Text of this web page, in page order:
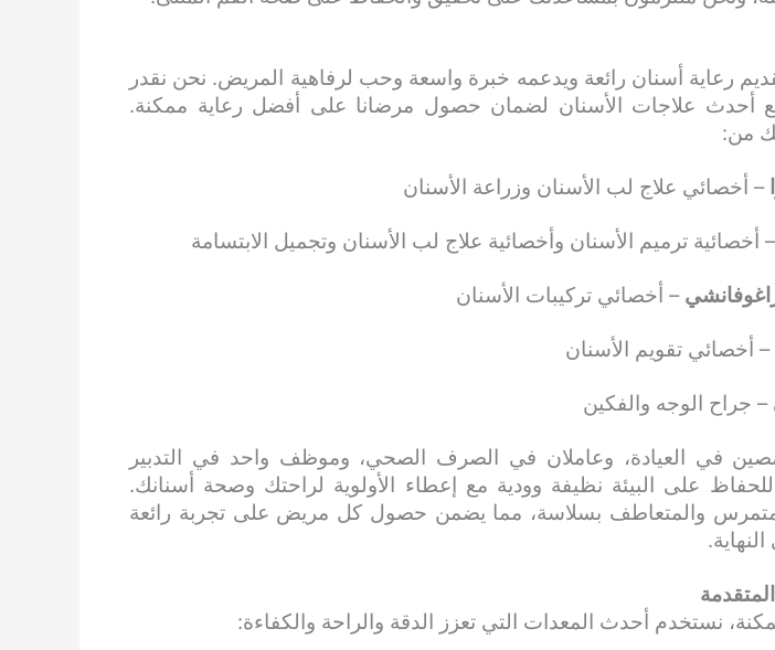
رعاية أسنان رائعة ويدعمه خبرة واسعة وحب لرفاهية المريض. نحن نقدر
أحدث علاجات الأسنان لضمان حصول مرضانا على أفضل رعاية ممكنة.
من:
– أخصائي علاج لب الأسنان وزراعة الأسنان
– أخصائية ترميم الأسنان وأخصائية علاج لب الأسنان وتجميل الابتسامة
– أخصائي تركيبات الأسنان
– أخصائي تقويم الأسنان
– جراح الوجه والفكين
في العيادة، وعاملان في الصرف الصحي، وموظف واحد في التدبير
على البيئة نظيفة وودية مع إعطاء الأولوية لراحتك وصحة أسنانك.
والمتعاطف بسلاسة، مما يضمن حصول كل مريض على تجربة رائعة
نستخدم أحدث المعدات التي تعزز الدقة والراحة والكفاءة: